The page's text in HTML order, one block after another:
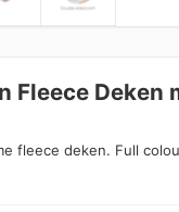
Fleece Deken
fleece deken. Full